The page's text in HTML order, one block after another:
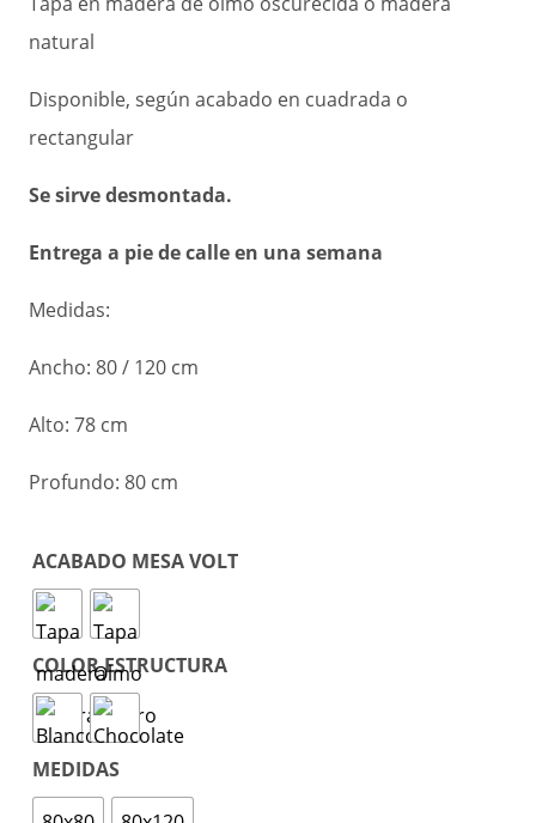
natural
Disponible, según acabado en cuadrada o
rectangular
Se sirve desmontada.
Entrega a pie de calle en una semana
Medidas:
Ancho: 80 / 120 cm
Alto: 78 cm
Profundo: 80 cm
ACABADO MESA VOLT
COLOR ESTRUCTURA
MEDIDAS